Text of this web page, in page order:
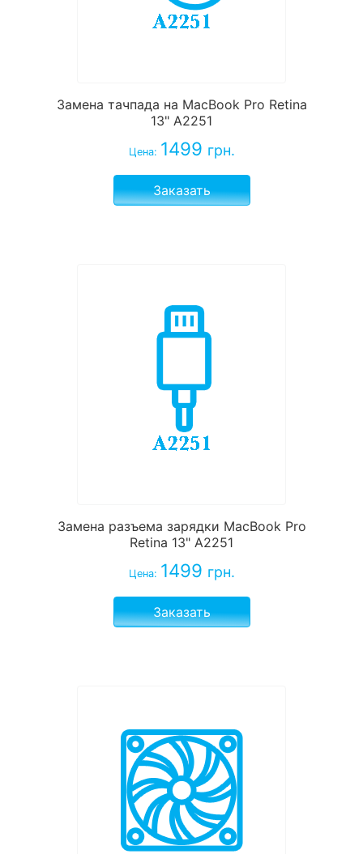
Замена тачпада на MacBook Pro Retina
13" A2251
Цена: 1499 грн.
Заказать
Замена разъема зарядки MacBook Pro
Retina 13" A2251
Цена: 1499 грн.
Заказать